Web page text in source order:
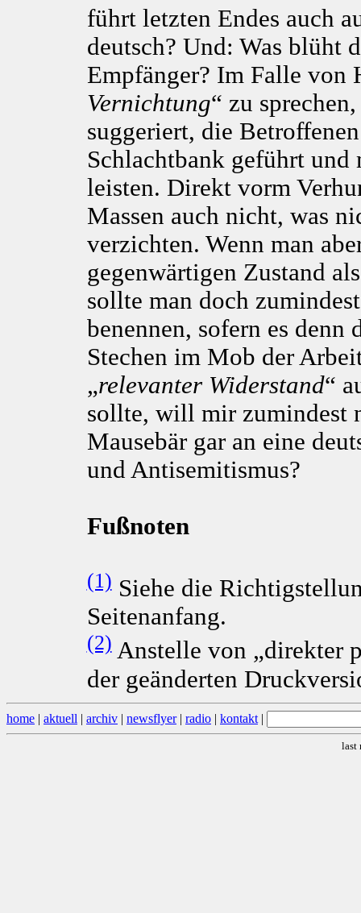
führt letzten Endes auch
deutsch? Und: Was blüht
Empfänger? Im Falle von
Vernichtung“ zu
suggeriert, die
Schlachtbank geführt und
leisten. Direkt vorm
Massen auch nicht, was
verzichten. Wenn man
gegenwärtigen Zustand
sollte man doch
benennen, sofern es denn
Stechen im Mob der
„relevanter Widerstand“
sollte, will mir zumindest
Mausebär gar an eine
und Antisemitismus?
Fußnoten
(1)Siehe die
Seitenanfang.
(2)Anstelle von „direkter
der geänderten
home | aktuell | archiv | newsflyer| radio | kontakt |
last